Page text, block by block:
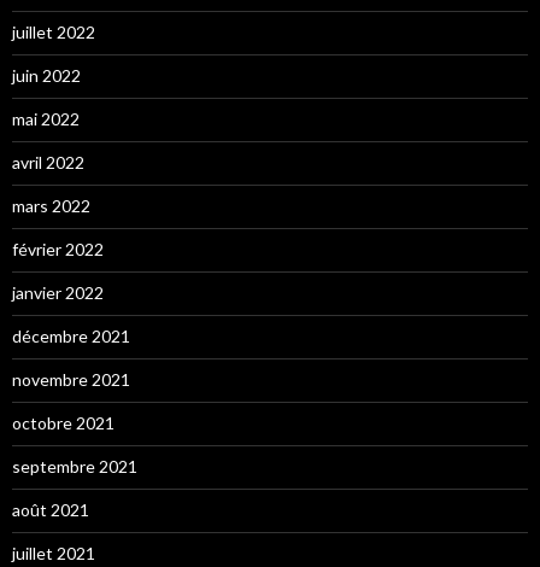
juillet 2022
juin 2022
mai 2022
avril 2022
mars 2022
février 2022
janvier 2022
décembre 2021
novembre 2021
octobre 2021
septembre 2021
août 2021
juillet 2021